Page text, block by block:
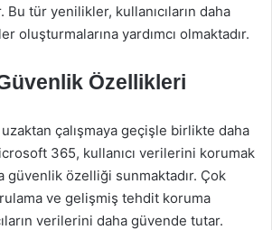
Bu tür yenilikler, kullanıcıların daha
oluşturmalarına yardımcı olmaktadır.
Özellikleri
çalışmaya geçişle birlikte daha
365, kullanıcı verilerini korumak
güvenlik özelliği sunmaktadır. Çok
ve gelişmiş tehdit koruma
verilerini daha güvende tutar.